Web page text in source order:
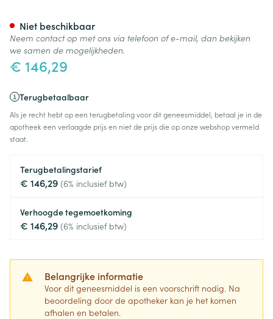
€ 146,29
Terugbetaalbaar
Als je recht hebt op een terugbetaling voor dit geneesmiddel, betaal je in de
apotheek een verlaagde prijs en niet de prijs die op onze webshop vermeld
staat.
Terugbetalingstarief
€ 146,29 (6% inclusief btw)
Verhoogde tegemoetkoming
€ 146,29 (6% inclusief btw)
Belangrijke informatie
Voor dit geneesmiddel is een voorschrift nodig. Na
beoordeling door de apotheker kan je het komen
afhalen en betalen.
Niet beschikbaar
Neem contact op met ons via telefoon of e-mail, dan bekijken
we samen de mogelijkheden.